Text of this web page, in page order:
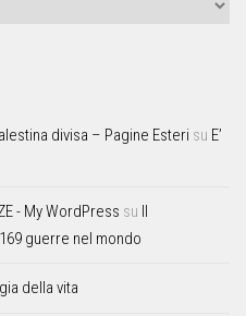
divisa – Pagine Esteri su E’
- My WordPress su Il
guerre nel mondo
della vita